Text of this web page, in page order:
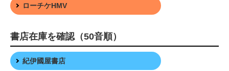
ローチケHMV
書店在庫を確認（50音順）
紀伊國屋書店